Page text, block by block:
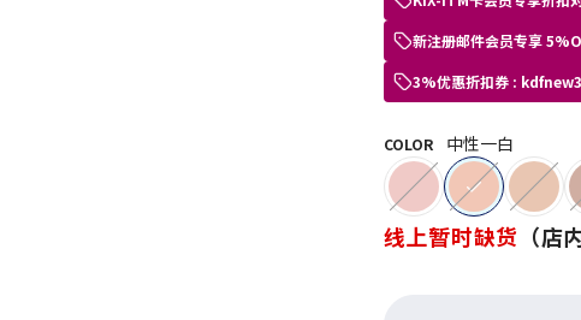
新注册邮件会员专享
3%优惠折扣券 : kdfnew3
COLOR 中性一白
selected
线上暂时缺货 （店